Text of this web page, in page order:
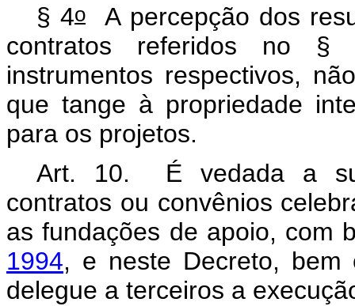
§ 4o
A percepção dos
contratos referidos no §
instrumentos respectivos,
que tange à propriedade
para os projetos.
Art. 10. É vedada a
contratos ou convênios
as fundações de apoio, com
1994, e neste Decreto, bem
delegue a terceiros a